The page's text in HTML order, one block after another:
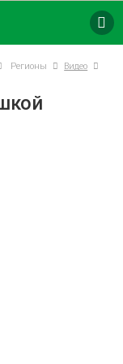
8 (800) 250-73-
Регионы
Видео